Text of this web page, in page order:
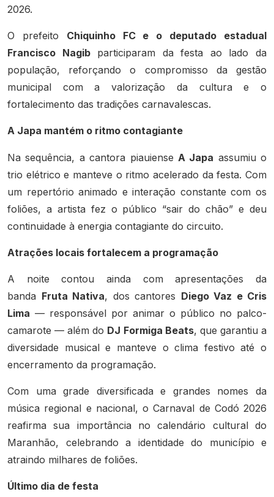
2026.
O prefeito Chiquinho FC e o deputado estadual
Francisco Nagibparticiparam da festa ao lado da
população, reforçando o compromisso da gestão
municipal com a valorização da cultura e o
fortalecimento das tradições carnavalescas.
A Japa mantém o ritmo contagiante
Na sequência, a cantora piauiense A Japa assumiu o
trio elétrico e manteve o ritmo acelerado da festa. Com
um repertório animado e interação constante com os
foliões, a artista fez o público “sair do chão” e deu
continuidade à energia contagiante do circuito.
Atrações locais fortalecem a programação
A noite contou ainda com apresentações da
banda Fruta Nativa, dos cantores Diego Vaz e Cris
Lima — responsável por animar o público no palco-
camarote — além do DJ Formiga Beats, que garantiu a
diversidade musical e manteve o clima festivo até o
encerramento da programação.
Com uma grade diversificada e grandes nomes da
música regional e nacional, o Carnaval de Codó 2026
reafirma sua importância no calendário cultural do
Maranhão, celebrando a identidade do município e
atraindo milhares de foliões.
Último dia de festa